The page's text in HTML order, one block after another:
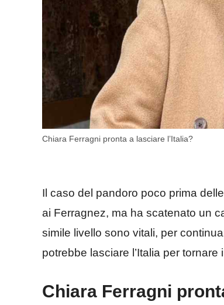
Chiara Ferragni pronta a lasciare l’Italia?
Il caso del pandoro poco prima
ai Ferragnez, ma ha scatenato un
simile livello sono vitali, per
potrebbe lasciare l’Italia per
Chiara Ferragni